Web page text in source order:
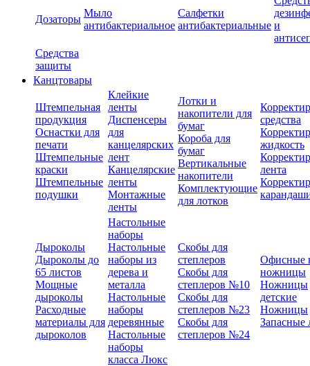
Дозаторы
Мыло
антибактериальное
Салфетки
антибактериальные и
Средства
защиты
Канцтовары
Штемпельная
продукция
Оснастки для
печати
Штемпельные
краски
Штемпельные
подушки
Клейкие
ленты
Диспенсеры
для
канцелярских
лент
Канцелярские
ленты
Монтажные
ленты
Лотки и
накопители для
бумаг
Короба для
бумаг
Вертикальные
накопители
Комплектующие
для лотков
средства
жидкость
лента
Дыроколы
Дыроколы до
65 листов
Мощные
дыроколы
Расходные
материалы для
дыроколов
Настольные
наборы
Настольные
наборы из
дерева и
металла
Настольные
наборы
деревянные
Настольные
наборы
класса Люкс
Скобы для
степлеров
Скобы для
степлеров №10
Скобы для
степлеров №23
Скобы для
степлеров №24
Офисные
ножницы
Ножницы
детские
Ножницы
Запасные